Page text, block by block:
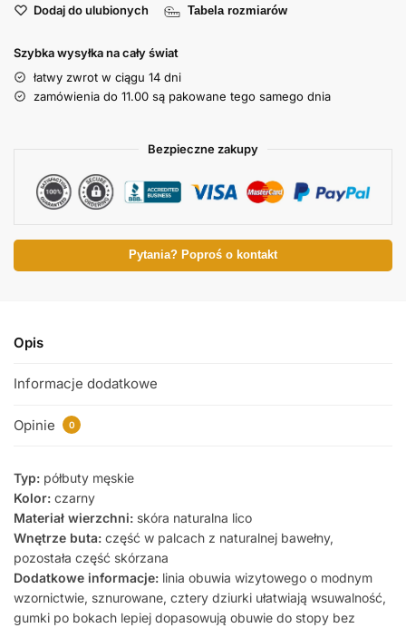
Dodaj do ulubionych Tabela rozmiarów
Szybka wysyłka na cały świat
łatwy zwrot w ciągu 14 dni
zamówienia do 11.00 są pakowane tego samego dnia
Bezpieczne zakupy
Pytania? Poproś o kontakt
Opis
Informacje dodatkowe
Opinie 0
Typ: półbuty męskie
Kolor: czarny
Materiał wierzchni: skóra naturalna lico
Wnętrze buta: część w palcach z naturalnej bawełny,
pozostała część skórzana
Dodatkowe informacje: linia obuwia wizytowego o modnym
wzornictwie, sznurowane, cztery dziurki ułatwiają wsuwalność,
gumki po bokach lepiej dopasowują obuwie do stopy bez